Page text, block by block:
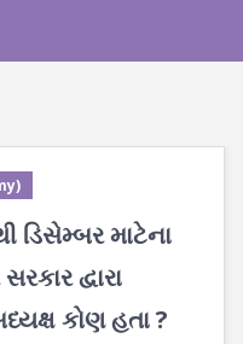
ડિસેમ્બર માટેના
દ્વારા
કોણ હતા ?